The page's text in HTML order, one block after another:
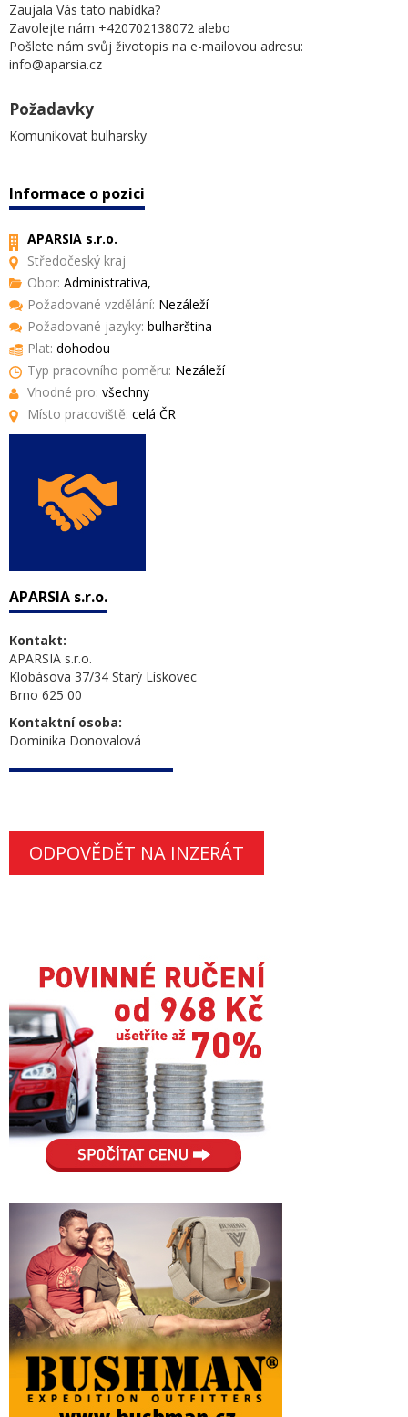
Zaujala Vás tato nabídka?
Zavolejte nám +420702138072 alebo
Pošlete nám svůj životopis na e-mailovou adresu:
info@aparsia.cz
Požadavky
Komunikovat bulharsky
Informace o pozici
APARSIA s.r.o.
Středočeský kraj
Obor: Administrativa,
Požadované vzdělání: Nezáleží
Požadované jazyky: bulharština
Plat: dohodou
Typ pracovního poměru: Nezáleží
Vhodné pro: všechny
Místo pracoviště: celá ČR
APARSIA s.r.o.
Kontakt:
APARSIA s.r.o.
Klobásova 37/34 Starý Lískovec
Brno 625 00
Kontaktní osoba:
Dominika Donovalová
ODPOVĚDĚT NA INZERÁT